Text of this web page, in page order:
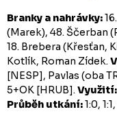
Branky a nahrávky:
(Marek), 48. Ščerban
18. Brebera (Křesťan,
Kotlík, Roman Zídek.
[NESP], Pavlas (oba
5+OK [HRUB].Využití:
Průběh utkání:1:0,